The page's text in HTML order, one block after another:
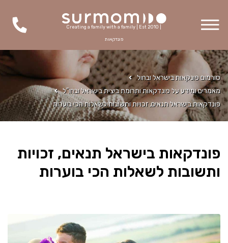
Creating a family with a family | Est 2010 |
פונדקאות
סורמום פונקאות בישראל ובחול
מאמרים ומידע על פונדקאות ותרומת ביצית בישראל ובחו"ל
פונדקאות בישראל תנאים, זכויות ותשובות לשאלות הכי בוערות
פונדקאות בישראל תנאים, זכויות
ותשובות לשאלות הכי בוערות